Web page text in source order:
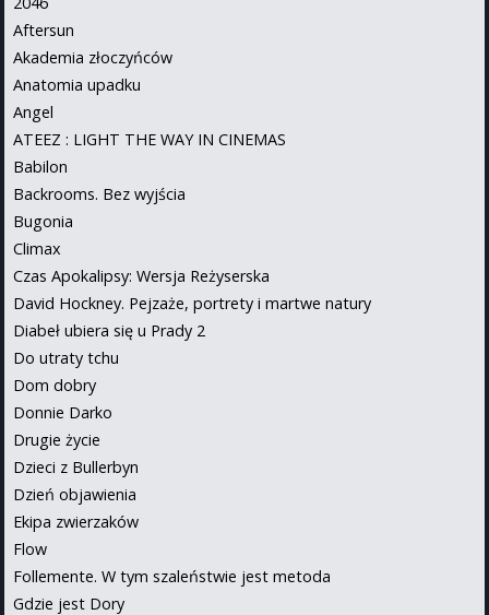
Aftersun
Akademia złoczyńców
Anatomia upadku
Angel
ATEEZ : LIGHT THE WAY IN CINEMAS
Babilon
Backrooms. Bez wyjścia
Bugonia
Climax
Czas Apokalipsy: Wersja Reżyserska
David Hockney. Pejzaże, portrety i martwe natury
Diabeł ubiera się u Prady 2
Do utraty tchu
Dom dobry
Donnie Darko
Drugie życie
Dzieci z Bullerbyn
Dzień objawienia
Ekipa zwierzaków
Flow
Follemente. W tym szaleństwie jest metoda
Gdzie jest Dory